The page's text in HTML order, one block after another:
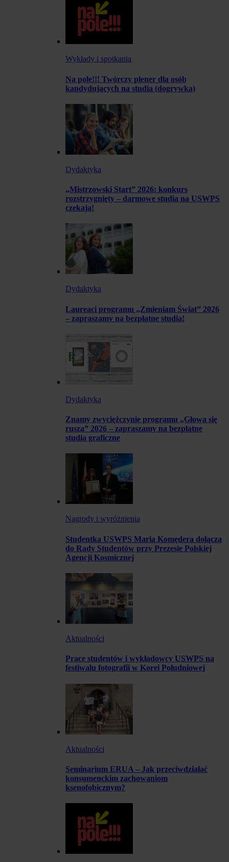
Wykłady i spotkania
Na pole!!! Twórczy plener dla osób
kandydujących na studia (dogrywka)
Dydaktyka
„Mistrzowski Start” 2026: konkurs
rozstrzygnięty – darmowe studia na USWPS
czekają!
Dydaktyka
Laureaci programu „Zmieniam Świat” 2026
– zapraszamy na bezpłatne studia!
Dydaktyka
Znamy zwyciężczynie programu „Głowa się
rusza” 2026 – zapraszamy na bezpłatne
studia graficzne
Nagrody i wyróżnienia
Studentka USWPS Maria Komędera dołącza
do Rady Studentów przy Prezesie Polskiej
Agencji Kosmicznej
Aktualności
Prace studentów i wykładowcy USWPS na
festiwalu fotografii w Korei Południowej
Aktualności
Seminarium ERUA – Jak przeciwdziałać
konsumenckim zachowaniom
ksenofobicznym?